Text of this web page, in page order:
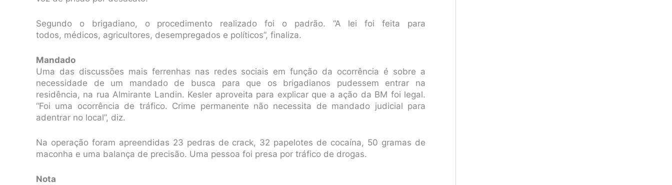
Segundo o brigadiano, o procedimento realizado foi o padrão. “A lei foi feita para
todos, médicos, agricultores, desempregados e políticos”, finaliza.
Mandado
Uma das discussões mais ferrenhas nas redes sociais em função da ocorrência é sobre a
necessidade de um mandado de busca para que os brigadianos pudessem entrar na
residência, na rua Almirante Landin. Kesler aproveita para explicar que a ação da BM foi legal.
“Foi uma ocorrência de tráfico. Crime permanente não necessita de mandado judicial para
adentrar no local”, diz.
Na operação foram apreendidas 23 pedras de crack, 32 papelotes de cocaína, 50 gramas de
maconha e uma balança de precisão. Uma pessoa foi presa por tráfico de drogas.
Nota